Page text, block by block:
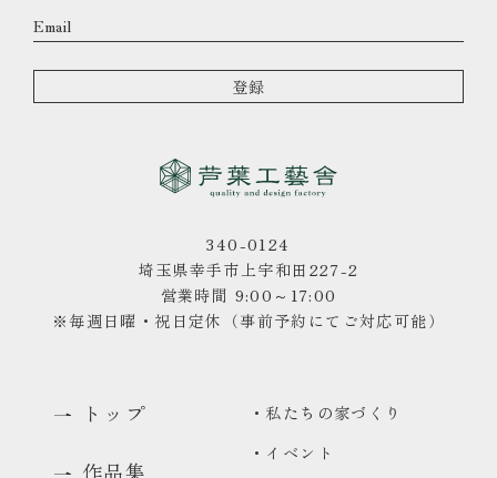
340-0124
埼玉県幸手市上宇和田227-2
営業時間 9:00～17:00
※毎週日曜・祝日定休（事前予約にてご対応可能）
トップ
作品集
・私たちの家づくり
・イベント